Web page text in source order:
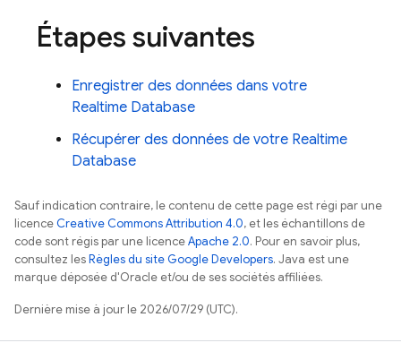
Étapes suivantes
Enregistrer des données dans votre
Realtime Database
Récupérer des données de votre Realtime
Database
Sauf indication contraire, le contenu de cette page est régi par une
licenceCreative Commons Attribution 4.0, et les échantillons de
code sont régis par une licenceApache 2.0. Pour en savoir plus,
consultez lesRègles du site Google Developers. Java est une
marque déposée d'Oracle et/ou de ses sociétés affiliées.
Dernière mise à jour le 2026/07/29 (UTC).